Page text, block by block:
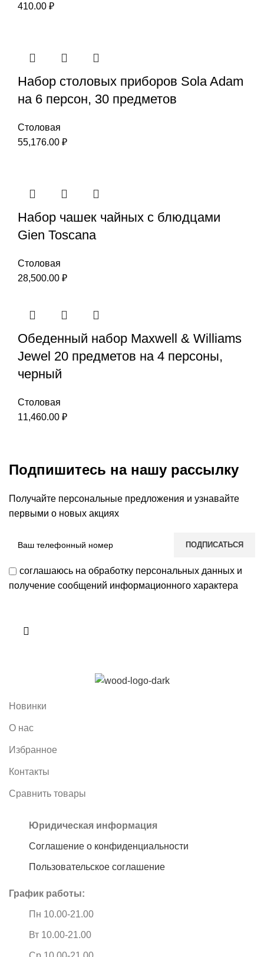
410.00 ₽
Набор столовых приборов Sola Adam
на 6 персон, 30 предметов
Столовая
55,176.00 ₽
Набор чашек чайных с блюдцами
Gien Toscana
Столовая
28,500.00 ₽
Обеденный набор Maxwell & Williams
Jewel 20 предметов на 4 персоны,
черный
Столовая
11,460.00 ₽
Подпишитесь на нашу рассылку
Получайте персональные предложения и узнавайте
первыми о новых акциях
соглашаюсь на обработку персональных данных и
получение сообщений информационного характера
Новинки
О нас
Избранное
Контакты
Сравнить товары
Юридическая информация
Соглашение о конфиденциальности
Пользовательское соглашение
График работы:
Пн 10.00-21.00
Вт 10.00-21.00